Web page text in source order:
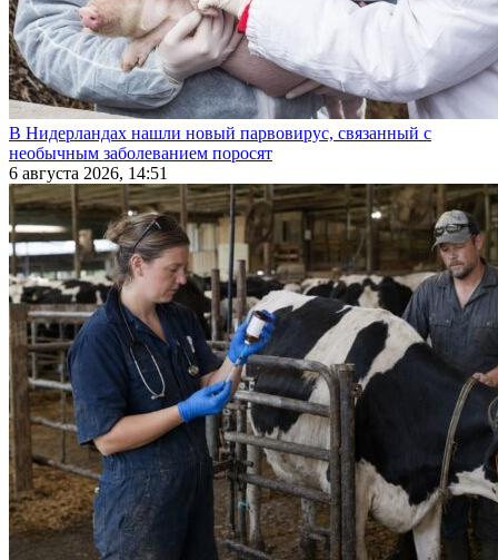
В Нидерландах нашли новый парвовирус, связанный с
необычным заболеванием поросят
6 августа 2026, 14:51